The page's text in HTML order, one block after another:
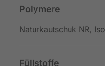
Polymere
Naturkautschuk NR,
Füllstoffe